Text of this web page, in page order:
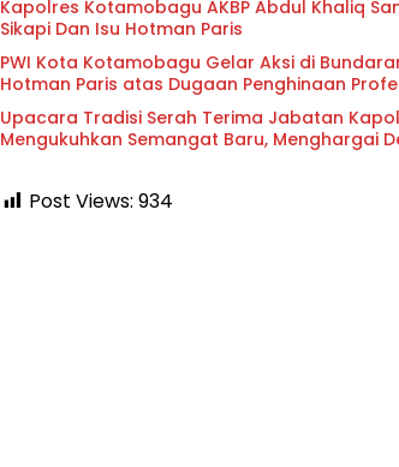
Kapolres Kotamobagu AKBP Abdul Khaliq
Sikapi Dan Isu Hotman Paris
PWI Kota Kotamobagu Gelar Aksi di
Hotman Paris atas Dugaan Penghinaan
Upacara Tradisi Serah Terima Jabatan
Mengukuhkan Semangat Baru, Menghargai
Post Views: 934